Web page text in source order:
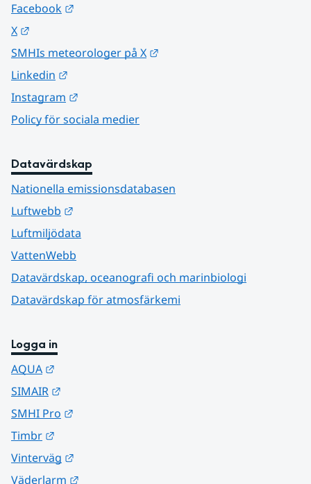
Facebook
X
SMHIs meteorologer på X
Linkedin
Instagram
Policy för sociala medier
Datavärdskap
Nationella emissionsdatabasen
Luftwebb
Luftmiljödata
VattenWebb
Datavärdskap, oceanografi och marinbiologi
Datavärdskap för atmosfärkemi
Logga in
AQUA
SIMAIR
SMHI Pro
Timbr
Vinterväg
Väderlarm